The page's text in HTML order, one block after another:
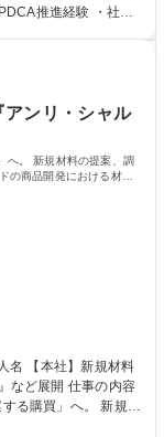
・課題提案 ・シナ
リ・シャルパンティ
上を自ら提案でき
き込んで顧客体験向
アンリ・シャル
へ。 新規材料の提案、調
の商品開発における材料
仕事の内容
る購買」へ。 新規材
つ洋菓子ハイブラン